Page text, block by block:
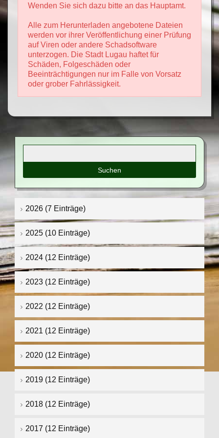
Wenden Sie sich dazu bitte an das Hauptamt.
Alle zum Herunterladen angebotene Dateien
werden vor ihrer Veröffentlichung einer Prüfung
auf Viren oder andere Schadsoftware
unterzogen. Die Stadt Lugau haftet für
Schäden, Folgeschäden oder
Beeinträchtigungen nur im Falle von Vorsatz
oder grober Fahrlässigkeit.
2026 (7 Einträge)
2025 (10 Einträge)
2024 (12 Einträge)
2023 (12 Einträge)
2022 (12 Einträge)
2021 (12 Einträge)
2020 (12 Einträge)
2019 (12 Einträge)
2018 (12 Einträge)
2017 (12 Einträge)